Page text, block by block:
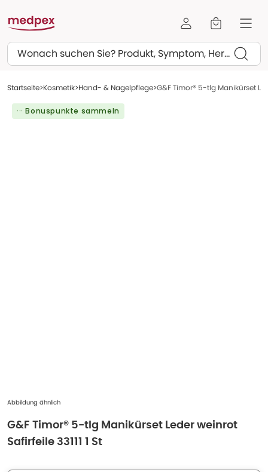
Suchen
Startseite Kosmetik Hand- & Nagelpflege G&F Timor® 5-tlg Manikürset
··· Bonuspunkte sammeln
Abbildung ähnlich
G&F Timor® 5-tlg Manikürset Leder weinrot
Safirfeile 33111 1 St